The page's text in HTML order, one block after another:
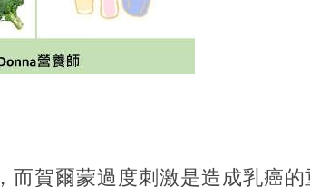
賀爾蒙過度刺激是造成乳癌的